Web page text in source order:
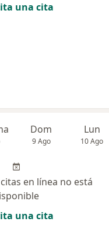
una cita
Dom
9 Ago
Lun
10 Ago
en línea no está
una cita